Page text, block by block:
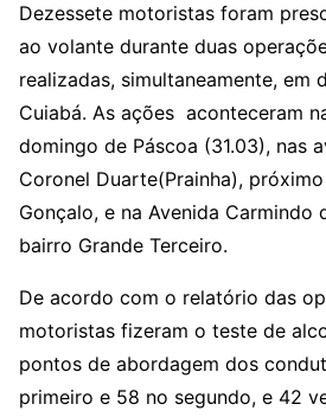
Dezessete motoristas foram
ao volante durante duas
realizadas, simultaneamente, em
Cuiabá. As ações aconteceram
domingo de Páscoa (31.03), nas
Coronel Duarte(Prainha),
Gonçalo, e na Avenida Carmindo
bairro Grande Terceiro.
De acordo com o relatório das
motoristas fizeram o teste de
pontos de abordagem dos
primeiro e 58 no segundo, e 42